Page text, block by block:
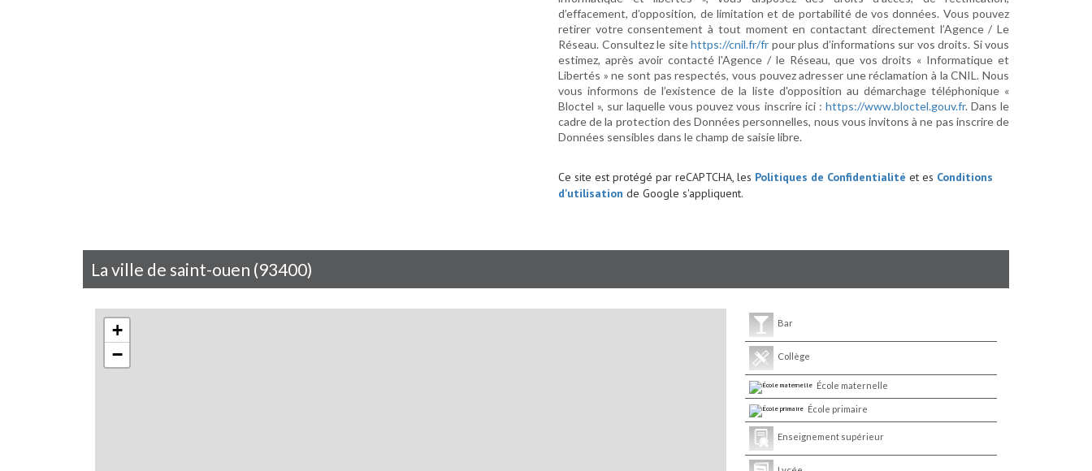
d’effacement, d’opposition, de limitation et de portabilité de vos données. Vous pouvez
retirer votre consentement à tout moment en contactant directement l’Agence / Le
Réseau. Consultez le sitehttps://cnil.fr/fr pour plus d’informations sur vos droits. Si vous
estimez, après avoir contacté l'Agence / le Réseau, que vos droits « Informatique et
Libertés » ne sont pas respectés, vous pouvez adresser une réclamation à la CNIL. Nous
vous informons de l’existence de la liste d'opposition au démarchage téléphonique «
Bloctel », sur laquelle vous pouvez vous inscrire ici : https://www.bloctel.gouv.fr. Dans le
cadre de la protection des Données personnelles, nous vous invitons à ne pas inscrire de
Données sensibles dans le champ de saisie libre.
Ce site est protégé par reCAPTCHA, les Politiques de Confidentialité et es Conditions
d'utilisation de Google s'appliquent.
la ville de saint-ouen (93400)
+
−
Bar
Collège
École maternelle
École primaire
Enseignement supérieur